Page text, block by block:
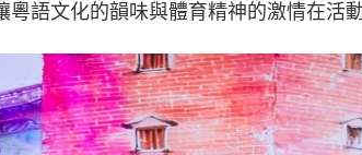
語文化的韻味與體育精神的激情在活